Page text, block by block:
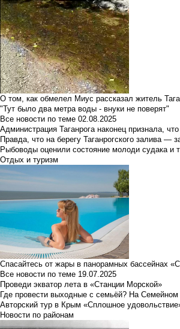
О том, как обмелел Миус рассказал житель
"Тут было два метра воды - внуки не поверят"
Все новости по теме 02.08.2025
Администрация Таганрога наконец признала,
Правда, что на берегу Таганрогского залива —
Рыбоводы оценили состояние молоди судака и
Отдых и туризм
Спасайтесь от жары в панорамных бассейнах
Все новости по теме 19.07.2025
Проведи экватор лета в «Станции Морской»
Где провести выходные с семьёй? На
Авторский тур в Крым «Сплошное
Новости по районам